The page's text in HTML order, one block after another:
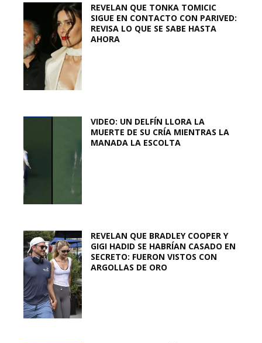
REVELAN QUE TONKA TOMICIC
SIGUE EN CONTACTO CON PARIVED:
REVISA LO QUE SE SABE HASTA
AHORA
VIDEO: UN DELFÍN LLORA LA
MUERTE DE SU CRÍA MIENTRAS LA
MANADA LA ESCOLTA
REVELAN QUE BRADLEY COOPER Y
GIGI HADID SE HABRÍAN CASADO EN
SECRETO: FUERON VISTOS CON
ARGOLLAS DE ORO